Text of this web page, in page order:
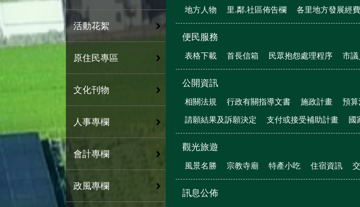
活動花絮
原住民專區
文化刊物
人事專欄
會計專欄
政風專欄
地方人物 里.鄰.社區佈告欄 各里地方發展經
便民服務
表格下載 首長信箱 民眾抱怨處理程序 市
公開資訊
相關法規 行政有關指導文書 施政計畫 預
請願結果及訴願決定 支付或接受補助計畫 國
觀光旅遊
風景名勝 宗教寺廟 特產小吃 住宿資訊
訊息公佈